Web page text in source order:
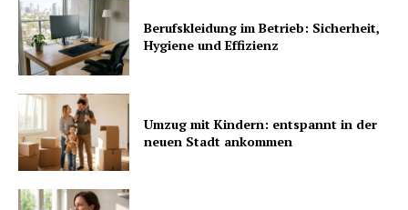
Berufskleidung im Betrieb: Sicherheit,
Hygiene und Effizienz
Umzug mit Kindern: entspannt in der
neuen Stadt ankommen